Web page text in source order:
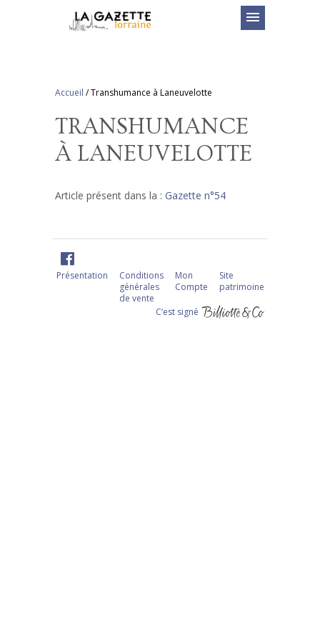
menu
Accueil /Transhumance à Laneuvelotte
TRANSHUMANCE
À LANEUVELOTTE
Article présent dans la : Gazette n°54
Présentation
Conditions
générales
de vente
Mon
Compte
Site
patrimoine
C‘est signé